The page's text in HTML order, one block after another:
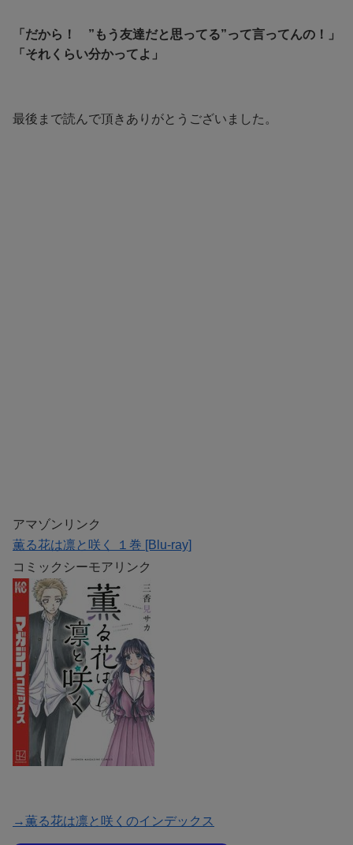
「だから！ ”もう友達だと思ってる”って言ってんの！」
「それくらい分かってよ」
最後まで読んで頂きありがとうございました。
アマゾンリンク
薫る花は凛と咲く １巻 [Blu-ray]
コミックシーモアリンク
→薫る花は凛と咲くのインデックス